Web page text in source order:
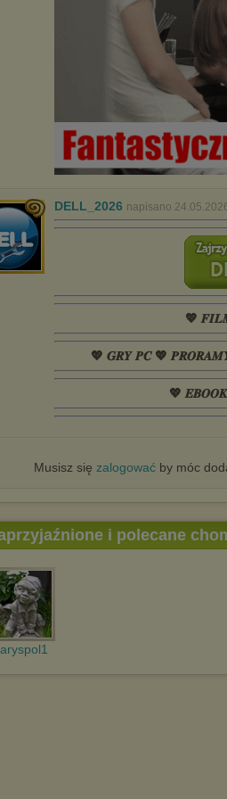
DELL_2026 napisano
💖
💖 𝑮𝑹𝒀 𝑷𝑪 💖
💖
Musisz się zalogowaćby móc
i polecane